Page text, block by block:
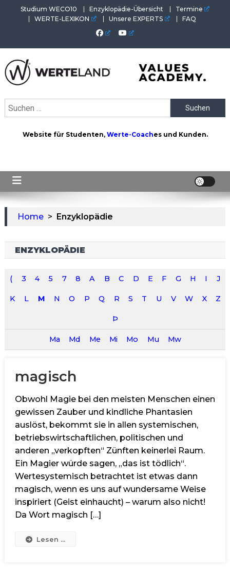
Studium WECO10 Enzyklopädie-Übersicht
Termine
WERTE-LEXIKON
Unsere EXPERTS FAQ
Akademie. Wertvolles für Werte-Coaches.
Suchen
nach:
Website für Studenten, Werte-Coaches und Kunden.
Home > Enzyklopädie
ENZYKLOPÄDIE
( 3 4 5 7 8 A B C D E F G H I J
K L M N O P Q R S T U V W X Z
Þ
Ma Md Me Mi Mo Mu Mw
magisch
Obwohl Magie bei den meisten Menschen einen
gewissen Zauber und kindliche Phantasien
auslöst, bekommt sie in allen systemischen,
betriebswirtschaftlichen, politischen und
anderen „verkopften“ Zünften keinerlei Raum.
Ein Magier würde sagen, „das ist tödlich“.
Wertesystemisch betrachtet ist etwas dann
magisch, wenn es uns auf wundersame Weise
inspiriert (Geist einhaucht) – warum also nicht!
Da Wort magisch […]
Lesen ...